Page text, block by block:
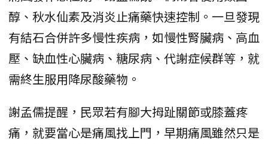
醇、秋水仙素及消炎止痛藥快速控制。一旦發現
有結石合併許多慢性疾病，如慢性腎臟病、高血
壓、缺血性心臟病、糖尿病、代謝症候群等，就
需終生服用降尿酸藥物。
謝孟儒提醒，民眾若有腳大拇趾關節或膝蓋疼
痛，就要當心是痛風找上門，早期痛風雖然只是